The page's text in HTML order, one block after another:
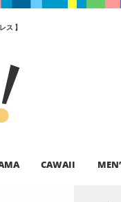
ス 】
CAWAII